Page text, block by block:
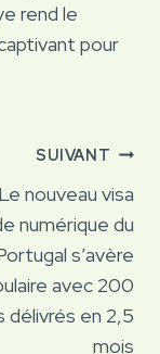
rend le
pour
SUIVANT
Le nouveau visa
numérique du
s’avère
avec 200
délivrés en 2,5
mois